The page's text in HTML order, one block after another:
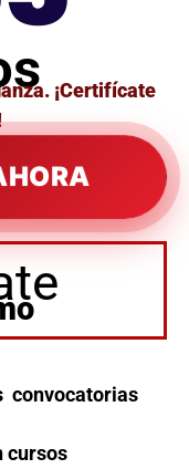
¡Certifícate
convocatorias
cursos